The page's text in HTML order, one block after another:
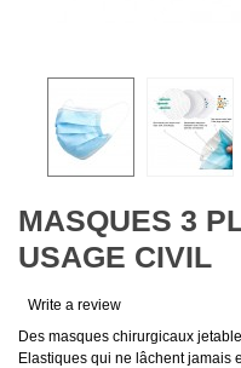
MASQUES 3
USAGE CIVIL
Write a review
Des masques chirurgicaux
Elastiques qui ne lâchent jamais